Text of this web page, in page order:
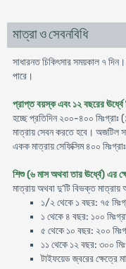
মাত্রা ও সেবনবিধি
সাধারনত চিকিৎসার সময়কাল ৭
পারে।
প্রাপ্ত বয়স্ক এবং ১২ বছরের ঊর্ধ্বে
হচ্ছে প্রতিদিন ২০০-৪০০
মাত্রায় সেবন করতে হবে। অজটিল
একক মাত্রায় সেফিক্সিম ৪০০ মিঃগ্রাঃ
শিশু (৬ মাস অথবা তার ঊর্ধ্বে) এর
মাত্রায় অথবা দু’টি বিভক্ত
১/২ থেকে ১ বছর: ৭৫
১ থেকে ৪ বছর: ১০০
৫ থেকে ১০ বছর: ২০০
১১ থেকে ১২ বছর: ৩০০
টাইফয়েড জ্বরের ক্ষেত্রে